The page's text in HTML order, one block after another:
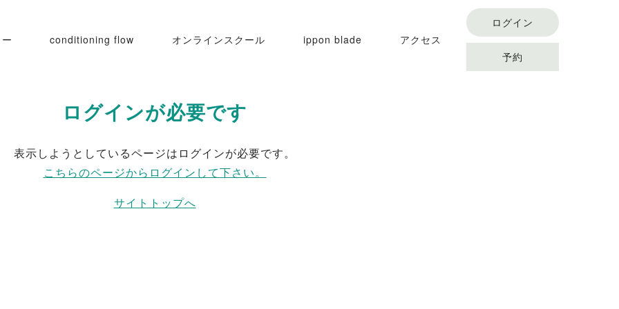
conditioning flow オンラインスクール ippon blade アクセス
ログイン
予約
ログインが必要です
表示しようとしているページはログインが必要です。
こちらのページからログインして下さい。
サイトトップへ